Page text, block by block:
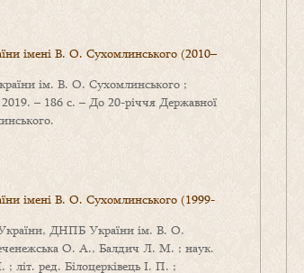
імені В. О. Сухомлинського (2010–
ім. В. О. Сухомлинського ;
– 186 с. – До 20-річчя Державної
імені В. О. Сухомлинського (1999-
ДНПБ України ім. В. О.
О. А., Балдич Л. М. ; наук.
літ. ред. Білоцерківець І. П. ;